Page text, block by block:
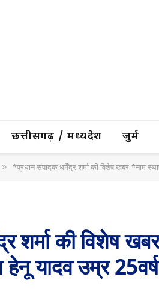
छत्तीसगढ़ / मध्यप्रदेश जुर्म
» *प्रधान संपादक धर्मेंद्र शर्मा की विशेष खबर-*नाम
शर्मा की विशेष
हेनू यादव उम्र